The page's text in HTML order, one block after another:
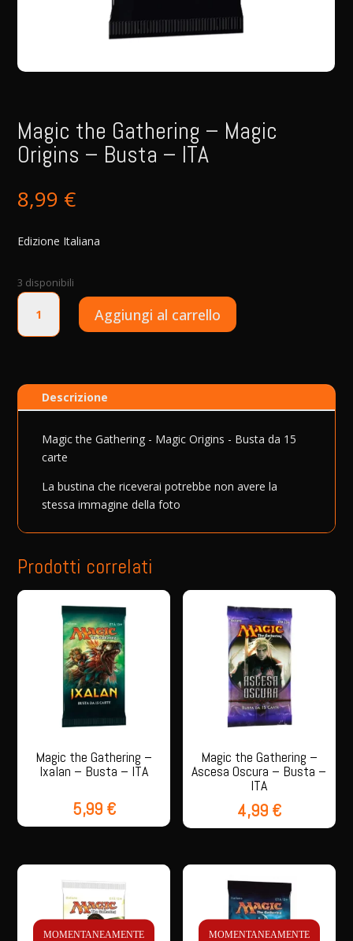
Magic the Gathering – Magic
Origins – Busta – ITA
8,99 €
Edizione Italiana
3 disponibili
Magic
Gathering
Origins
-
quantità
Aggiungi al carrello
a
i
e
Descrizione
Magic the Gathering - Magic Origins - Busta da 15
carte
La bustina che riceverai potrebbe non avere la
stessa immagine della foto
Prodotti correlati
Magic the Gathering –
Ixalan – Busta – ITA
5,99 €
Magic the Gathering –
Ascesa Oscura – Busta –
ITA
4,99 €
MOMENTANEAMENTE
MOMENTANEAMENTE